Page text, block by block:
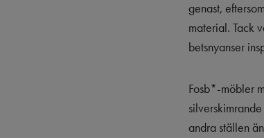
genast,
material. Tack
betsnyanser
Fosb*-möbler
andra ställen